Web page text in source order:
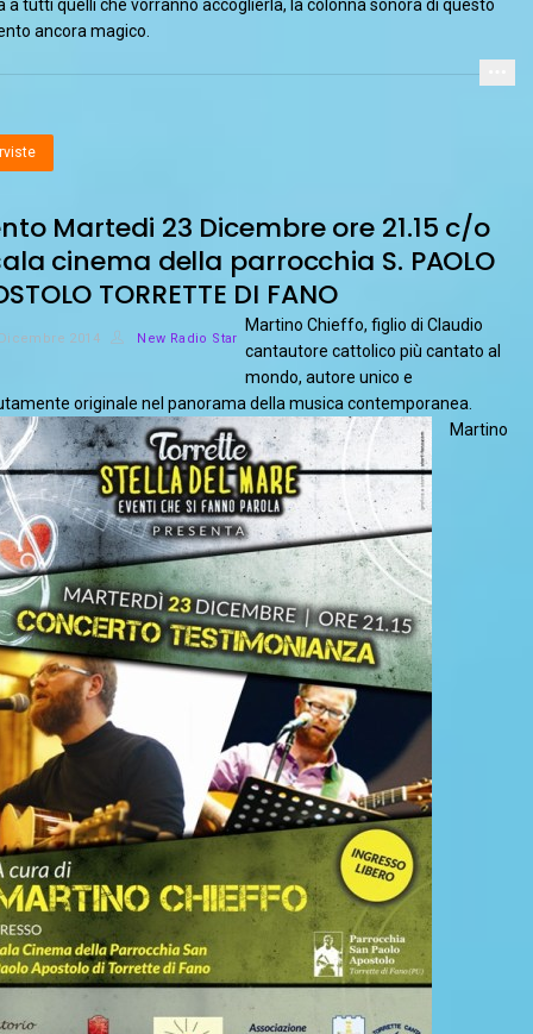
a tutti quelli che vorranno accoglierla, la colonna sonora di questo
ancora magico.
Martedi 23 Dicembre ore 21.15 c/o
cinema della parrocchia S. PAOLO
TORRETTE DI FANO
2014 New Radio Star
Martino Chieffo, figlio di Claudio
cantautore cattolico più cantato al
mondo, autore unico e
originale nel panorama della musica contemporanea.
Martino